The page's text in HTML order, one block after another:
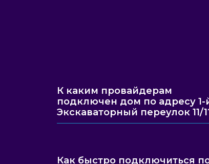
К каким провайдерам
подключен дом по адресу 1-
Экскаваторный переулок 11/
Как быстро подключиться